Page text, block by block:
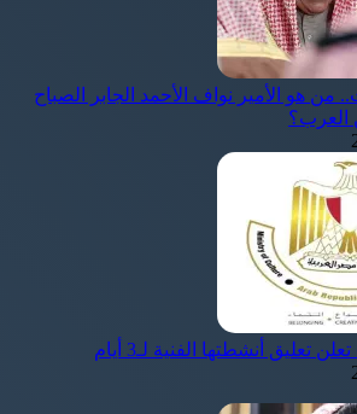
من هو الأمير نواف الأحمد الجابر الصباح
العرب؟
تعليق أنشطتها الفنية لـ3 أيام